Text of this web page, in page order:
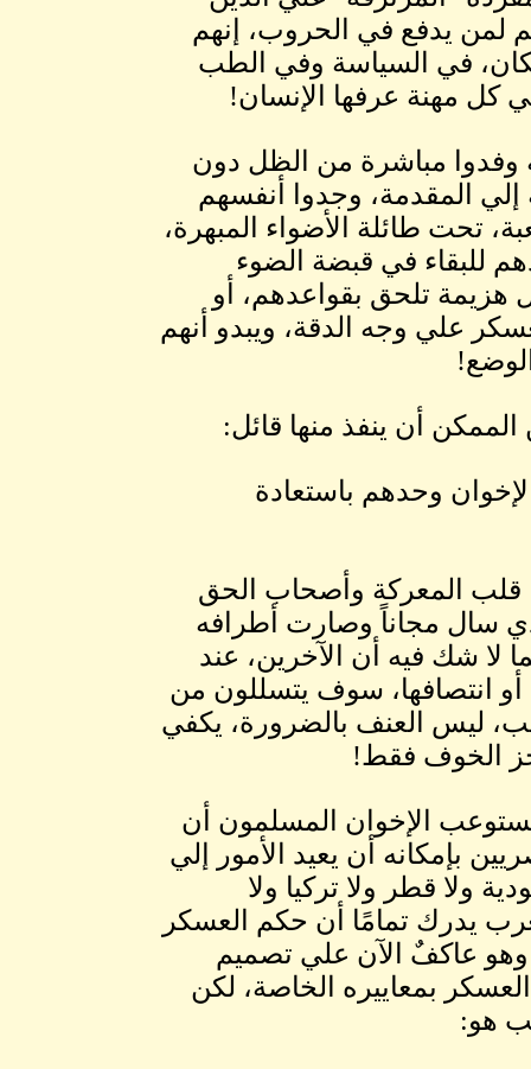
لمن يدفع في الحروب، إنهم
في السياسة وفي الطب
كل مهنة عرفها الإنسان!
وفدوا مباشرة من الظل دون
المقدمة، وجدوا أنفسهم
تحت طائلة الأضواء المبهرة،
للبقاء في قبضة الضوء
تلحق بقواعدهم، أو
علي وجه الدقة، ويبدو أنهم
أن ينفذ منها قائل:
وحدهم باستعادة
قلب المعركة وأصحاب الحق
سال مجاناً وصارت أطرافه
لا شك فيه أن الآخرين، عند
أو انتصافها، سوف يتسللون من
ليس العنف بالضرورة، يكفي
الخوف فقط!
الإخوان المسلمون أن
بإمكانه أن يعيد الأمور إلي
ولا قطر ولا تركيا ولا
يدرك تمامًا أن حكم العسكر
عاكفٌ الآن علي تصميم
بمعاييره الخاصة، لكن
هو: